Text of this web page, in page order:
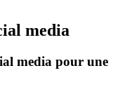
media
media pour une